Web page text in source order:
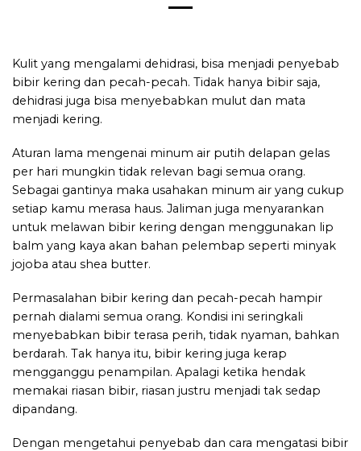
Kulit yang mengalami dehidrasi, bisa menjadi penyebab
bibir kering dan pecah-pecah. Tidak hanya bibir saja,
dehidrasi juga bisa menyebabkan mulut dan mata
menjadi kering.
Aturan lama mengenai minum air putih delapan gelas
per hari mungkin tidak relevan bagi semua orang.
Sebagai gantinya maka usahakan minum air yang cukup
setiap kamu merasa haus. Jaliman juga menyarankan
untuk melawan bibir kering dengan menggunakan lip
balm yang kaya akan bahan pelembap seperti minyak
jojoba atau shea butter.
Permasalahan bibir kering dan pecah-pecah hampir
pernah dialami semua orang. Kondisi ini seringkali
menyebabkan bibir terasa perih, tidak nyaman, bahkan
berdarah. Tak hanya itu, bibir kering juga kerap
mengganggu penampilan. Apalagi ketika hendak
memakai riasan bibir, riasan justru menjadi tak sedap
dipandang.
Dengan mengetahui penyebab dan cara mengatasi bibir